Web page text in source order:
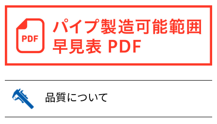
品質について